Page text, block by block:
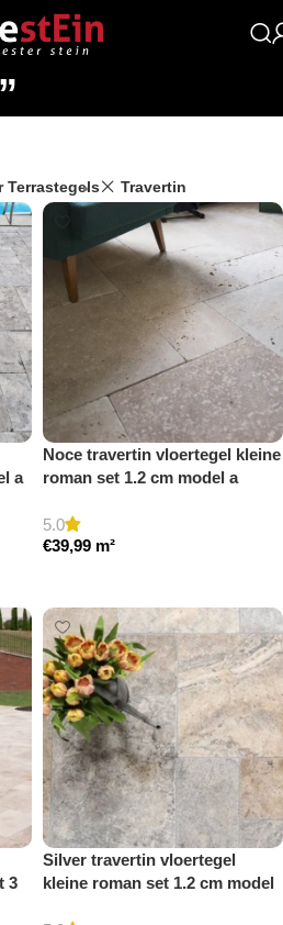
“Kleine
Terrastegels Travertin
a
Noce travertin vloertegel kleine
roman set 1.2 cm model a
5.0
€39,99 m²
3
Silver travertin vloertegel
kleine roman set 1.2 cm model